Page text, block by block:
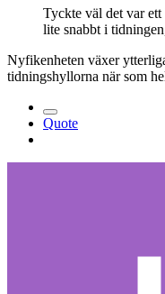
Tyckte väl det var ett
lite snabbt i
Nyfikenheten växer
tidningshyllorna när som
Quote